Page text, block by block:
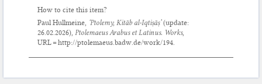
How to cite this item?
Paul Hullmeine, ‘Ptolemy,Kitāb al-Iqtiṣāṣ’(update:
26.02.2026),Ptolemaeus Arabus et Latinus. Works,
URL = http://ptolemaeus.badw.de/work/194.